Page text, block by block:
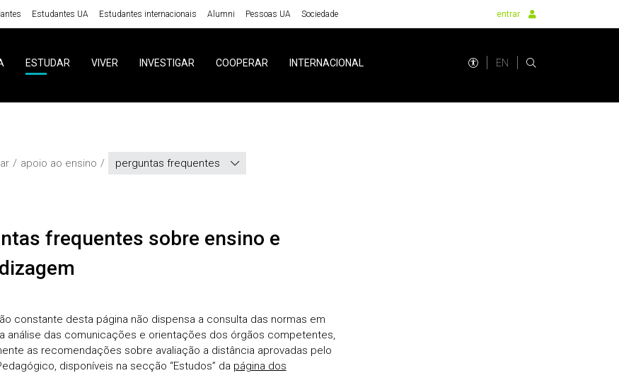
Estudantes UA Estudantes internacionais Alumni Pessoas UA Sociedade entrar
ESTUDAR VIVER INVESTIGAR COOPERAR INTERNACIONAL EN
apoio ao ensino perguntas frequentes
constante desta página não dispensa a consulta das normas em
análise das comunicações e orientações dos órgãos competentes,
as recomendações sobre avaliação a distância aprovadas pelo
disponíveis na secção “Estudos” da página dos